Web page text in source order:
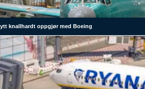
knallhardt oppgjør med Boeing